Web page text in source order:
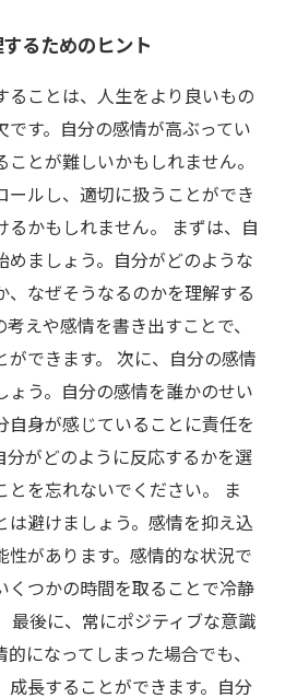
るためのヒント
ることは、人生をより良いもの
です。自分の感情が高ぶってい
とが難しいかもしれません。
ールし、適切に扱うことができ
るかもしれません。 まずは、自
ましょう。自分がどのような
なぜそうなるのかを理解する
えや感情を書き出すことで、
ができます。 次に、自分の感情
ょう。自分の感情を誰かのせい
自身が感じていることに責任を
がどのように反応するかを選
を忘れないでください。 ま
は避けましょう。感情を抑え込
性があります。感情的な状況で
くつかの時間を取ることで冷静
最後に、常にポジティブな意識
になってしまった場合でも、
成長することができます。自分